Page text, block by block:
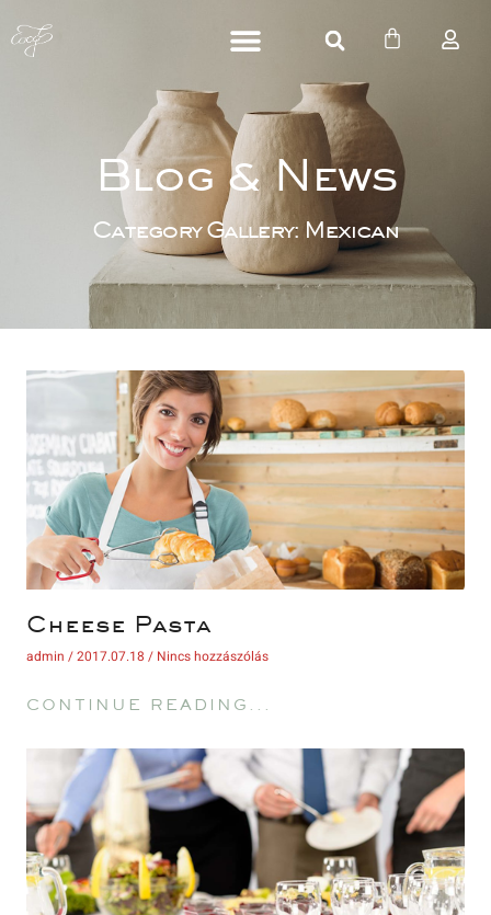
Blog & New
Category Gallery: Mexican
Cheese Pasta
admin 2017.07.18 Nincs hozzászólás
CONTINUE READING...